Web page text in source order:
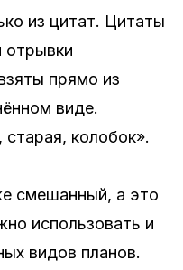
из цитат. Цитаты
прямо из
виде.
колобок».
смешанный, а это
использовать и
видов планов.